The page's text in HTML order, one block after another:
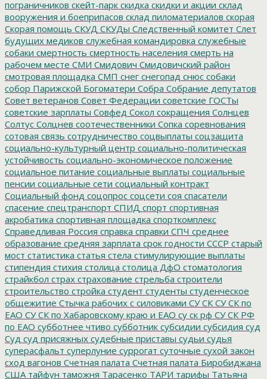
пограничников скейт-парк скидка скидки и акции склад
вооружения и боеприпасов склад пиломатериалов скорая
Скорая помощь СКУД СКУДы Следственный комитет Слет
будущих медиков служебная командировка служебные
собаки смертность смертность населения смерть на
рабочем месте СМИ Смидович Смидовичский район
смотровая площадка СМП снег снегопад снюс собаки
собор Парижской Богоматери Собра Собрание депутатов
Совет ветеранов Совет Федерации советские ГОСТы
советские зарплаты Совфед Сокол сокращения Солнцев
Солтус Солцнев соотечественники Сопка соревнования
сотовая связь сотрудничество соцвыплаты соцзащита
социально-культурный центр социально-политическая
устойчивость социально-экономическое положение
социальное питание социальные выплаты социальные
пенсии социальные сети социальный контракт
Социальный фонд соцопрос соцсети соя спасатели
спасение спецтранспорт СПИД спорт спортивная
акробатика спортивная площадка спорткомплекс
Справедливая Россия справка справки СПЧ среднее
образование средняя зарплата срок годности СССР старый
мост статистика статья стела стимулирующие выплаты
стипендия стихия столица столица ДфО стоматология
страйкбол страх страхование стрельба строители
строительство стройка студент студенты студенческое
общежитие Стычка рабочих с силовиками СУ СК СУ СК по
ЕАО СУ СК по Хабаровскому краю и ЕАО су ск рф СУ СК РФ
по ЕАО субботнее чтиво субботник субсидии субсидия суд
Суд суд присяжных судебные приставы судьи судья
суперасфальт суперлуние суррогат суточные сухой закон
сход вагонов Счетная палата Счетная палата Биробиджана
США тайфун таможня Тарасенко ТАРИ тарифы Татьяна